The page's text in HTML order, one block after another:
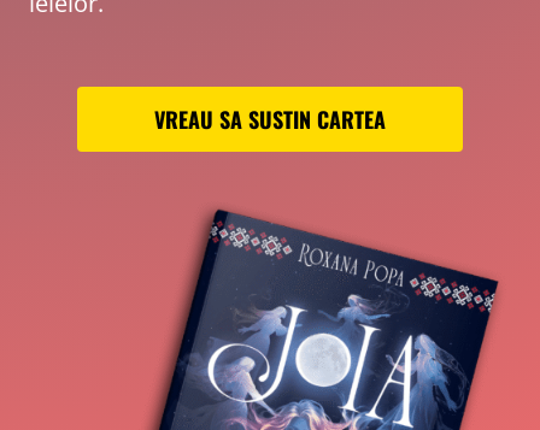
VREAU SA SUSTIN CARTEA